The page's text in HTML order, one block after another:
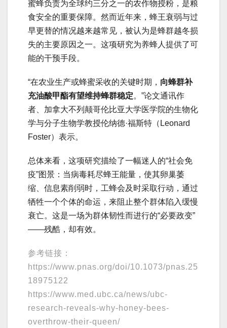
蜜蜂负责为全球约三分之一的农作物授粉，是粮
食安全的重要保障。然而近年来，蜂王衰弱与过
早更替的情况越来越常见，被认为是蜂群越冬损
失的主要原因之一。这项研究为养蜂人提供了可
能的干预手段。
“在农业生产或蜂蜜采收的关键时期， 向蜂群补
充油酸甲酯有望维持蜂群稳定。”论文通讯作
者、加拿大不列颠哥伦比亚大学医学院的生物化
学与分子生物学教授伦纳德·福斯特（Leonard
Foster）表示。
总体来看，这项研究描绘了一幅迷人的“社会免
疫”图景：当病毒耗尽蜂王能量，使其卵巢萎
缩、信息素削弱时，工蜂会及时采取行动，通过
牺牲一个个体的命运，来阻止整个群体陷入缓慢
衰亡。这是一场为群体韧性而进行的“必要政变”
——残酷，却有效。
参考链接：
https://www.pnas.org/doi/10.1073/pnas.25
18975122
https://www.med.ubc.ca/news/ubc-
research-reveals-why-honey-bees-
overthrow-their-queen/